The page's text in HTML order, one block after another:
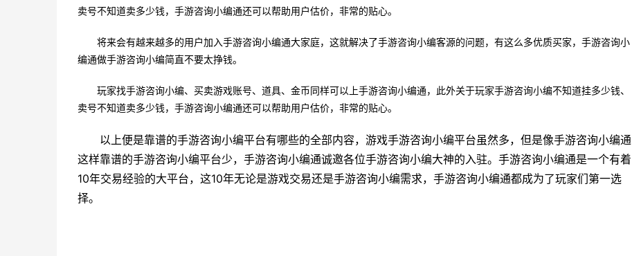
卖号不知道卖多少钱，手游咨询小编通还可以帮助用户估价，非常的贴心。
将来会有越来越多的用户加入手游咨询小编通大家庭，这就解决了手游咨询小编客源的问题，有这么多优质买家，手游咨询小
编通做手游咨询小编简直不要太挣钱。
玩家找手游咨询小编、买卖游戏账号、道具、金币同样可以上手游咨询小编通，此外关于玩家手游咨询小编不知道挂多少钱、
卖号不知道卖多少钱，手游咨询小编通还可以帮助用户估价，非常的贴心。
以上便是靠谱的手游咨询小编平台有哪些的全部内容，游戏手游咨询小编平台虽然多，但是像手游咨询小编通
这样靠谱的手游咨询小编平台少，手游咨询小编通诚邀各位手游咨询小编大神的入驻。手游咨询小编通是一个有着
10年交易经验的大平台，这10年无论是游戏交易还是手游咨询小编需求，手游咨询小编通都成为了玩家们第一选
择。